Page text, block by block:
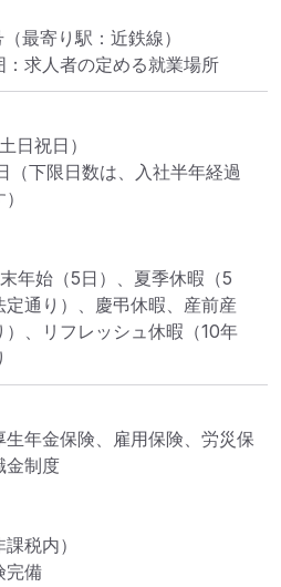
（最寄り駅：近鉄線）
求人者の定める就業場所
日祝日）
（下限日数は、入社半年経過
年始（5日）、夏季休暇（5
通り）、慶弔休暇、産前産
、リフレッシュ休暇（10年
年金保険、雇用保険、労災保
金制度
税内）
完備